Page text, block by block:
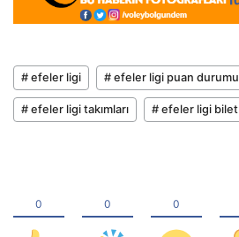
# efeler ligi # efeler ligi puan durumu
# efeler ligi takımları # efeler ligi bilet